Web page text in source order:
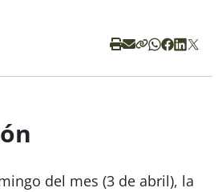
del mes (3 de abril), la